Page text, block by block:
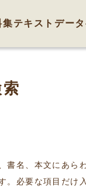
集テキストデー
書名、本文にあら
。必要な項目だけ